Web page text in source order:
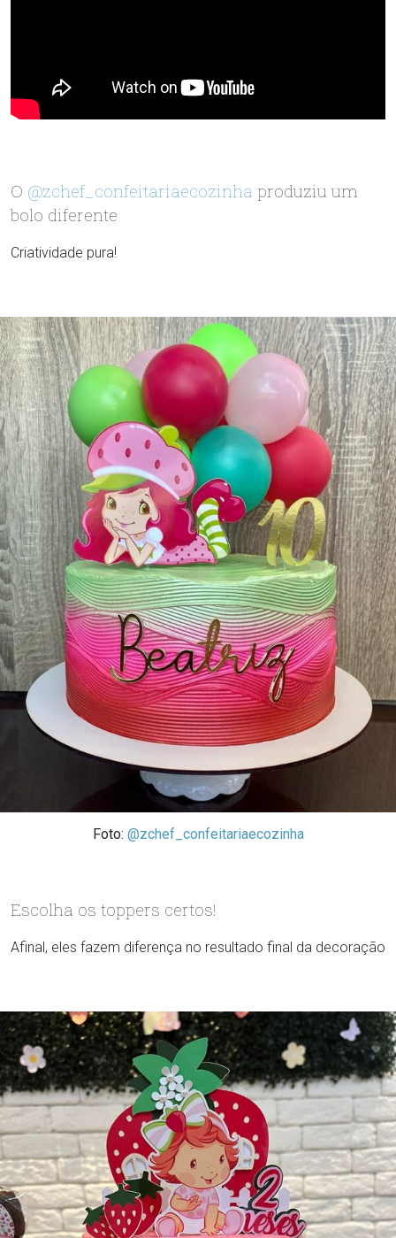
O @zchef_confeitariaecozinha produziu um
bolo diferente
Criatividade pura!
Foto: @zchef_confeitariaecozinha
Escolha os toppers certos!
Afinal, eles fazem diferença no resultado final da decoração